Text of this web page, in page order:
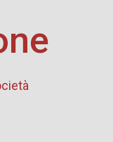
content